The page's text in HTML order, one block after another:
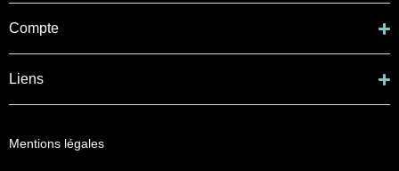
Compte
Liens
Mentions légales